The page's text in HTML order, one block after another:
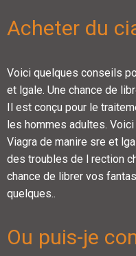
Acheter du
Voici quelques conseils
et lgale. Une chance de
Il est conçu pour le
les hommes adultes.
Viagra de manire sre et
des troubles de l rection
chance de librer vos
quelques..
Ou puis-je